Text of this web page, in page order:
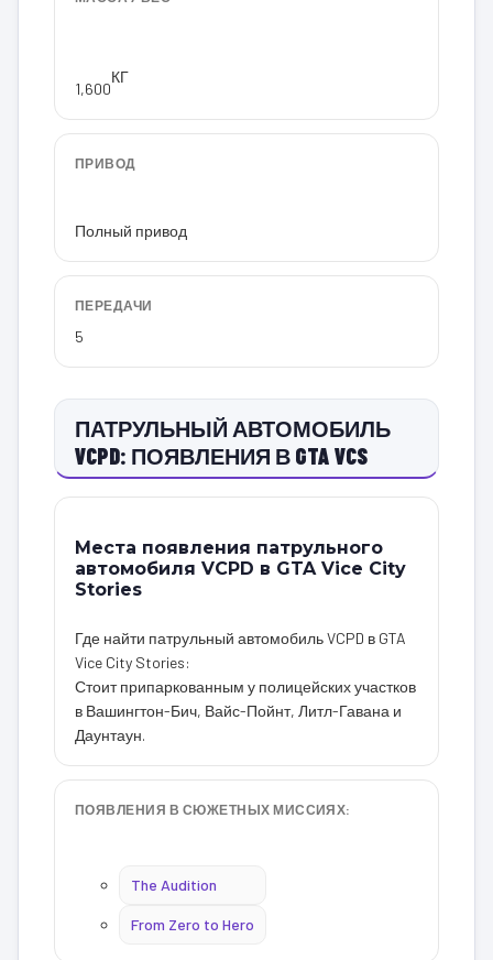
1,600
КГ
ПРИВОД
Полный привод
ПЕРЕДАЧИ
5
ПАТРУЛЬНЫЙ АВТОМОБИЛЬ
VCPD: ПОЯВЛЕНИЯ В GTA VCS
Места появления патрульного
автомобиля VCPD в GTA Vice City
Stories
Где найти патрульный автомобиль VCPD в GTA
Vice City Stories:
Стоит припаркованным у полицейских участков
в Вашингтон-Бич, Вайс-Пойнт, Литл-Гавана и
Даунтаун.
ПОЯВЛЕНИЯ В СЮЖЕТНЫХ МИССИЯХ:
The Audition
From Zero to Hero